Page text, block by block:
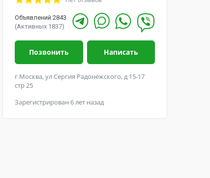
Объявлений 2843
(Активных 1837)
Позвонить Написать
г Москва, ул Сергия Радонежского, д 15-17
стр 25
Зарегистрирован 6 лет назад